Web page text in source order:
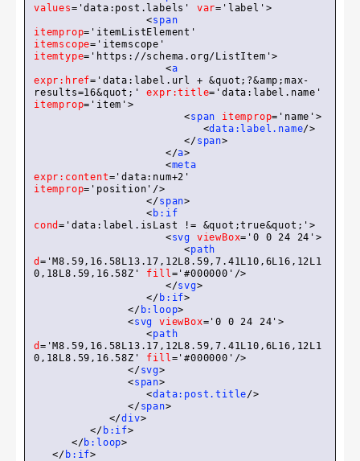
values= 'data:post.labels' var= 'label' >
<span
itemprop= 'itemListElement'
itemscope= 'itemscope'
itemtype= 'https://schema.org/ListItem'>
<a
expr:href= 'data:label.url + &quot;?&amp;max-
results=16&quot;'
expr:title= 'data:label.name'
itemprop= 'item'>
<span itemprop= 'name'>
<data:label.name/>
</span>
</a>
<meta
expr:content= 'data:num+2'
itemprop= 'position' />
</span>
< b:if
cond= 'data:label.isLast != &quot;true&quot;'>
<svg viewBox= '0 0 24 24'>
<path
d = 'M8.59,16.58L13.17,12L8.59,7.41L10,6L16,12L1
0,18L8.59,16.58Z'
fill= '#000000' />
</svg>
</ b:if>
</ b:loop>
<svg viewBox= '0 0 24 24'>
<path
d = 'M8.59,16.58L13.17,12L8.59,7.41L10,6L16,12L1
0,18L8.59,16.58Z'
fill= '#000000' />
</svg>
<span>
<data:post.title/>
</span>
</div>
</ b:if>
</b:loop>
</ b:if>